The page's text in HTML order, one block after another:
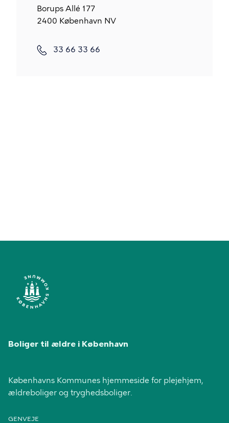
Borups Allé 177
2400 København NV
Telefon
33 66 33 66
Boliger til ældre i København
Københavns Kommunes hjemmeside for plejehjem,
ældreboliger og tryghedsboliger.
GENVEJE